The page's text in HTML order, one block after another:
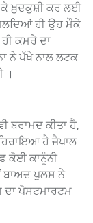
ਕੇ ਖ਼ੁਦਕੁਸ਼ੀ ਕਰ ਲਈ
ਹੀ ਉਹ ਮੌਕੇ
ਕਮਰੇ ਦਾ
ਨੇ ਪੱਖੇ ਨਾਲ ਲਟਕ
।
ਬਰਾਮਦ ਕੀਤਾ ਹੈ,
ਹੈ ਜੈਪਾਲ
ਕੋਈ ਕਾਨੂੰਨੀ
ਬਾਅਦ ਪੁਲਸ ਨੇ
ਦਾ ਪੋਸਟਮਾਰਟਮ